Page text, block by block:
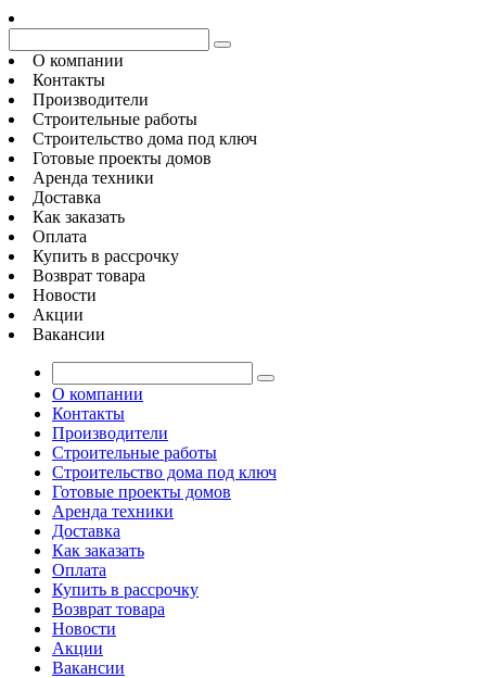
О компании
Контакты
Производители
Строительные работы
Строительство дома под ключ
Готовые проекты домов
Аренда техники
Доставка
Как заказать
Оплата
Купить в рассрочку
Возврат товара
Новости
Акции
Вакансии
О компании
Контакты
Производители
Строительные работы
Строительство дома под ключ
Готовые проекты домов
Аренда техники
Доставка
Как заказать
Оплата
Купить в рассрочку
Возврат товара
Новости
Акции
Вакансии